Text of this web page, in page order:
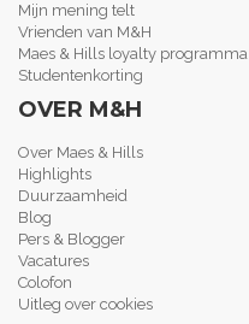
Mijn mening telt
Vrienden van M&H
Maes & Hills loyalty programma
Studentenkorting
OVER M&H
Over Maes & Hills
Highlights
Duurzaamheid
Blog
Pers & Blogger
Vacatures
Colofon
Uitleg over cookies